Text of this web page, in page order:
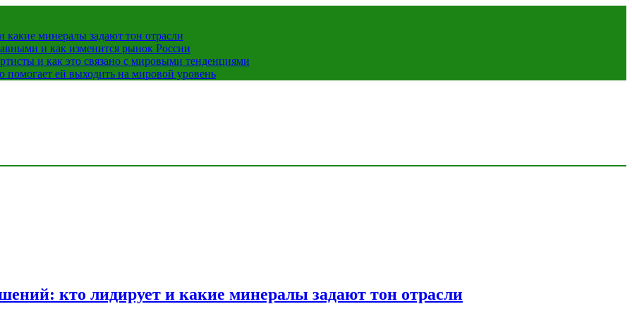
минералы задают тон отрасли
и как изменится рынок России
и как это связано с мировыми тенденциями
ей выходить на мировой уровень
кто лидирует и какие минералы задают тон отрасли